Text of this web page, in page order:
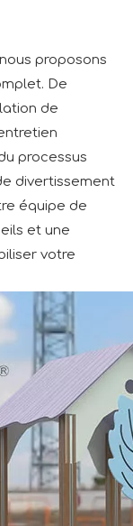
proposons
De
de
processus
divertissement
équipe de
et une
votre